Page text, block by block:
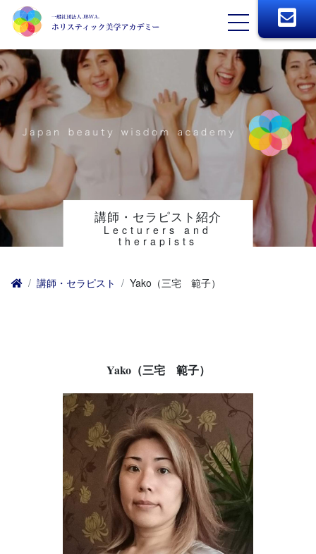
講師・セラピスト紹介
Lecturers and
therapists
講師・セラピスト Yako（三宅 範子）
Yako（三宅 範子）